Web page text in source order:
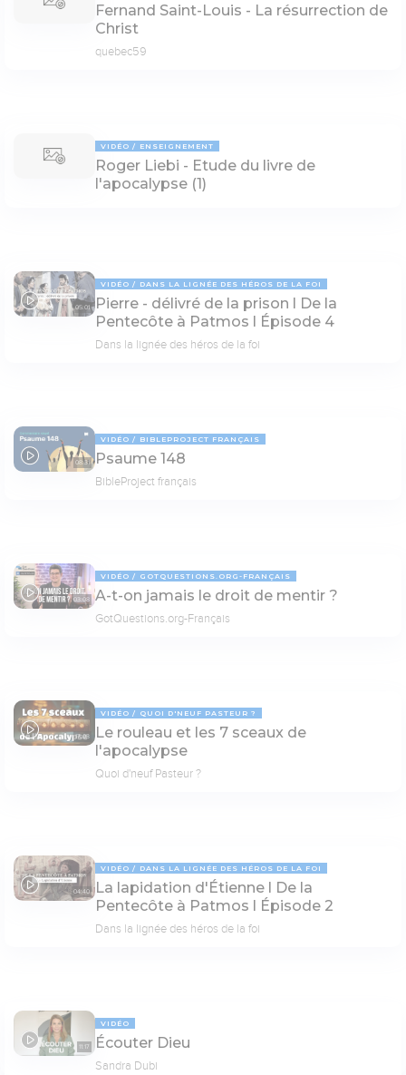
Fernand Saint-Louis - La résurrection de
Christ
quebec59
VIDÉO ENSEIGNEMENT
Roger Liebi - Etude du livre de
l'apocalypse (1)
05:01
VIDÉO DANS LA LIGNÉE DES HÉROS DE LA FOI
Pierre - délivré de la prison l De la
Pentecôte à Patmos l Épisode 4
Dans la lignée des héros de la foi
08:31
VIDÉO BIBLEPROJECT FRANÇAIS
Psaume 148
BibleProject français
03:08
VIDÉO GOTQUESTIONS.ORG-FRANÇAIS
A-t-on jamais le droit de mentir ?
GotQuestions.org-Français
17:03
VIDÉO QUOI D'NEUF PASTEUR ?
Le rouleau et les 7 sceaux de
l'apocalypse
Quoi d'neuf Pasteur ?
04:40
VIDÉO DANS LA LIGNÉE DES HÉROS DE LA FOI
La lapidation d'Étienne l De la
Pentecôte à Patmos l Épisode 2
Dans la lignée des héros de la foi
11:17
VIDÉO
Écouter Dieu
Sandra Dubi